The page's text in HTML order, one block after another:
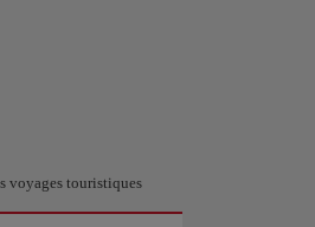
voyages touristiques